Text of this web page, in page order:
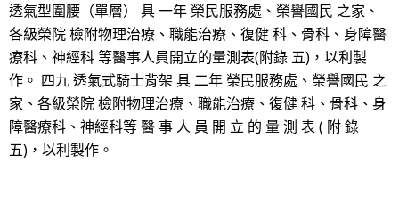
透氣型圍腰（單層） 具 一年 榮民服務處、榮譽國民 之家、
各級榮院 檢附物理治療、職能治療、復健 科、骨科、身障醫
療科、神經科 等醫事人員開立的量測表(附錄 五)，以利製
作。 四九 透氣式騎士背架 具 二年 榮民服務處、榮譽國民 之
家、各級榮院 檢附物理治療、職能治療、復健 科、骨科、身
障醫療科、神經科等 醫 事 人 員 開 立 的 量 測 表 ( 附 錄
五)，以利製作。